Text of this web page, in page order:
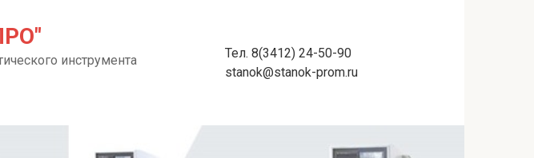
инструмента
Тел. 8(3412) 24-50-90
stanok@stanok-prom.ru